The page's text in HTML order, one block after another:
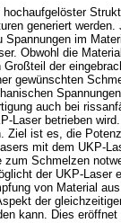
generiert werden.
im
Obwohl die
der
gewünschten
auch bei
Laser betrieben
Ziel ist es, die
mit dem UKP-
zum Schmelzen
der UKP-Laser
von Material
der
kann. Dies